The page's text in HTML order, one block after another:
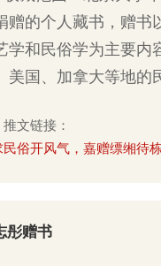
赠的个人藏书，赠书
学和民俗学为主要内
美国、加拿大等地的
推文链接：
民俗开风气，嘉赠缥缃
彤赠书